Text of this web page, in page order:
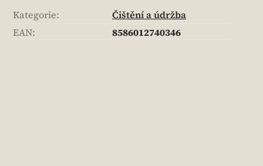
Kategorie:
Čištění a údržba
EAN: 8586012740346